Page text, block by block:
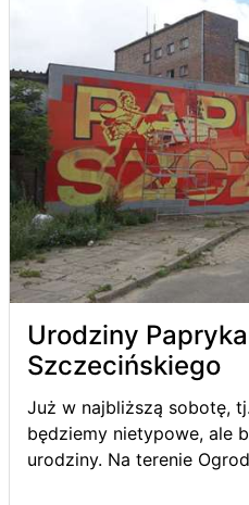
Urodziny
Szczecińskiego
Już w najbliższą sobotę,
będziemy nietypowe, ale
urodziny. Na terenie